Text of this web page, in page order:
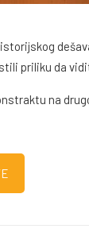
priliku da
na